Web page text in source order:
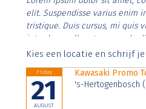
elit. Suspendisse varius enim
tristique. Duis cursus, mi quis
interdum nulla, ut commodo
Aenean faucibus nibh et justo
Kies een locatie en schrijf
Friday
21
AUGUST
Kawasaki Promo
's-Hertogenbosch